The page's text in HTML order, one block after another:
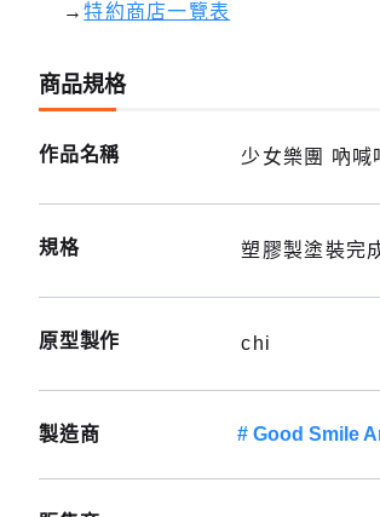
→特約商店一覽表
商品規格
作品名稱 少女樂團 吶喊
規格 塑膠製塗裝完
原型製作 chi
製造商 Good Smile